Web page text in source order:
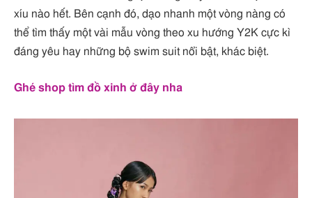
xíu nào hết. Bên cạnh đó, dạo nhanh một vòng nàng có
thể tìm thấy một vài mẫu vòng theo xu hướng Y2K cực kì
đáng yêu hay những bộ swim suit nổi bật, khác biệt.
Ghé shop tìm đồ xinh ở đây nha